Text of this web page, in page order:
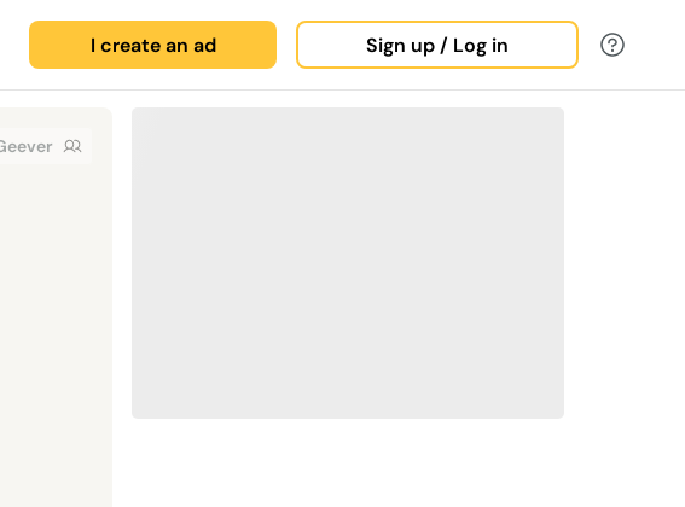
I create an ad Sign up / Log in